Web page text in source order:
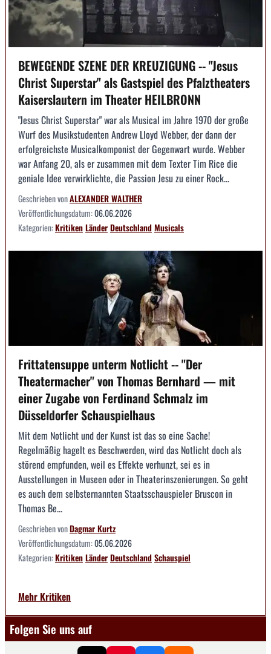
BEWEGENDE SZENE DER KREUZIGUNG -- "Jesus
Christ Superstar" als Gastspiel des Pfalztheaters
Kaiserslautern im Theater HEILBRONN
"Jesus Christ Superstar" war als Musical im Jahre 1970 der große
Wurf des Musikstudenten Andrew Lloyd Webber, der dann der
erfolgreichste Musicalkomponist der Gegenwart wurde. Webber
war Anfang 20, als er zusammen mit dem Texter Tim Rice die
geniale Idee verwirklichte, die Passion Jesu zu einer Rock...
Geschrieben vonALEXANDER WALTHER
Veröffentlichungsdatum:06.06.2026
Kategorien:KritikenLänderDeutschlandMusicals
Frittatensuppe unterm Notlicht -- "Der
Theatermacher" von Thomas Bernhard — mit
einer Zugabe von Ferdinand Schmalz im
Düsseldorfer Schauspielhaus
Mit dem Notlicht und der Kunst ist das so eine Sache!
Regelmäßig hagelt es Beschwerden, wird das Notlicht doch als
störend empfunden, weil es Effekte verhunzt, sei es in
Ausstellungen in Museen oder in Theaterinszenierungen. So geht
es auch dem selbsternannten Staatsschauspieler Bruscon in
Thomas Be...
Geschrieben vonDagmar Kurtz
Veröffentlichungsdatum:05.06.2026
Kategorien:KritikenLänderDeutschlandSchauspiel
Mehr Kritiken
Folgen Sie uns auf